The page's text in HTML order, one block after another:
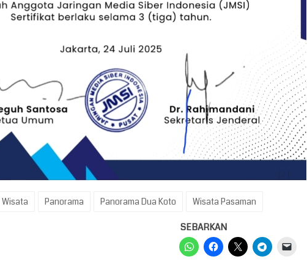
Panorama Panorama Dua Koto Wisata Pasaman
SEBARKAN